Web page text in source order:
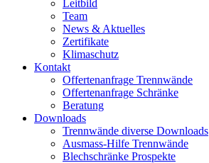
Leitbild
Team
News & Aktuelles
Zertifikate
Klimaschutz
Kontakt
Offertenanfrage Trennwände
Offertenanfrage Schränke
Beratung
Downloads
Trennwände diverse Downloads
Ausmass-Hilfe Trennwände
Blechschränke Prospekte